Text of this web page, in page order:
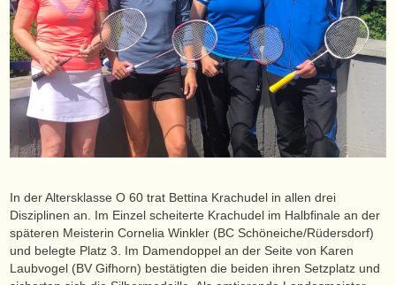
In der Altersklasse O 60 trat Bettina Krachudel in allen drei
Disziplinen an. Im Einzel scheiterte Krachudel im Halbfinale an der
späteren Meisterin Cornelia Winkler (BC Schöneiche/Rüdersdorf)
und belegte Platz 3. Im Damendoppel an der Seite von Karen
Laubvogel (BV Gifhorn) bestätigten die beiden ihren Setzplatz und